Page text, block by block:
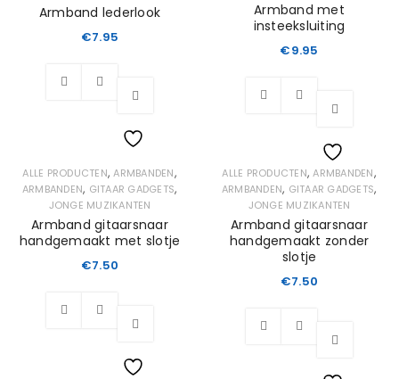
Armband lederlook
€7.95
Wishlist
Armband met
insteeksluiting
€9.95
Wishlist
ALLE PRODUCTEN,ARMBANDEN,
ARMBANDEN, GITAAR GADGETS,
JONGE MUZIKANTEN
Armband gitaarsnaar
handgemaakt met slotje
€7.50
ALLE PRODUCTEN,ARMBANDEN,
ARMBANDEN, GITAAR GADGETS,
JONGE MUZIKANTEN
Armband gitaarsnaar
handgemaakt zonder
slotje
€7.50